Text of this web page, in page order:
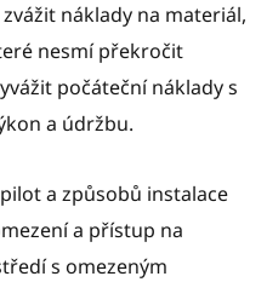
zvážit náklady na materiál,
nesmí překročit
počáteční náklady s
a údržbu.
a způsobů instalace
a přístup na
s omezeným